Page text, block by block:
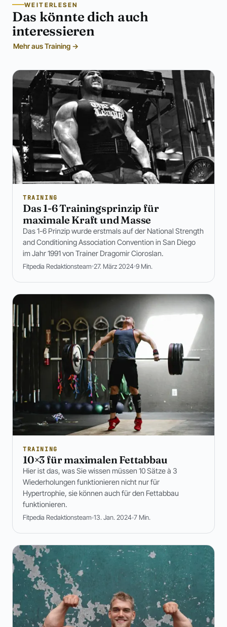
WEITERLESEN
Das könnte dich auch
interessieren
Mehr aus Training →
TRAINING
Das 1-6 Trainingsprinzip für
maximale Kraft und Masse
Das 1-6 Prinzip wurde erstmals auf der National Strength
and Conditioning Association Convention in San Diego
im Jahr 1991 von Trainer Dragomir Cioroslan.
Fitpedia Redaktionsteam 27. März 2024 9 Min.
TRAINING
10×3 für maximalen Fettabbau
Hier ist das, was Sie wissen müssen 10 Sätze à 3
Wiederholungen funktionieren nicht nur für
Hypertrophie, sie können auch für den Fettabbau
funktionieren.
Fitpedia Redaktionsteam 13. Jan. 2024 7 Min.